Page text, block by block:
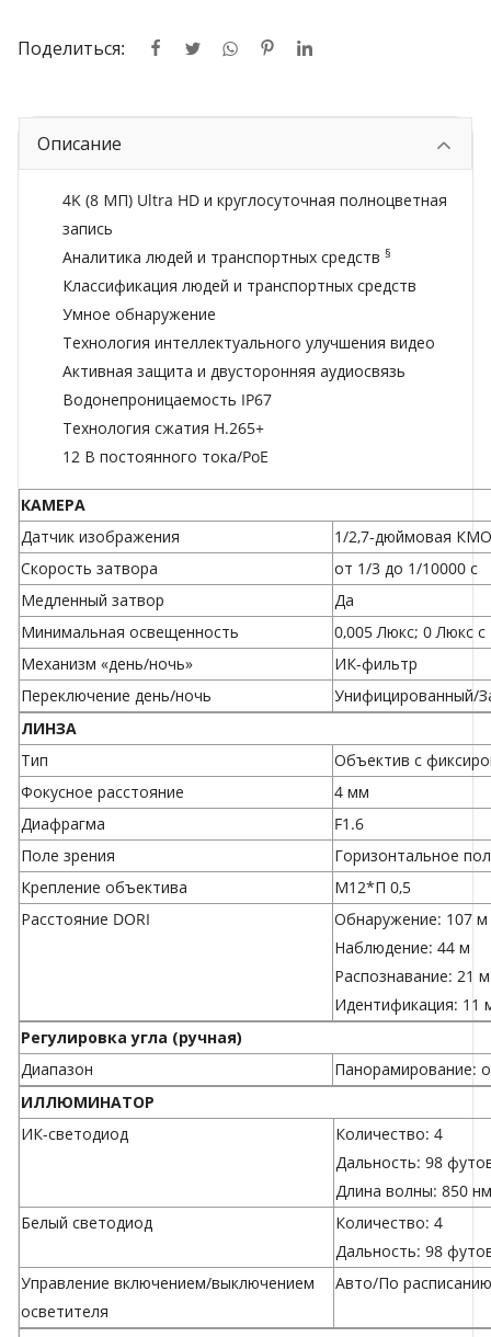
Поделиться:
Описание
4K (8 МП) Ultra HD и круглосуточная полноцветная
запись
Аналитика людей и транспортных средств §
Классификация людей и транспортных средств
Умное обнаружение
Технология интеллектуального улучшения видео
Активная защита и двусторонняя аудиосвязь
Водонепроницаемость IP67
Технология сжатия H.265+
12 В постоянного тока/PoE
КАМЕРА
Датчик изображения
1/2,7-дюймовая
Скорость затвора
от 1/3 до 1/10000 с
Медленный затвор
Да
Минимальная освещенность
0,005 Люкс; 0 Люкс
Механизм «день/ночь»
ИК-фильтр
Переключение день/ночь
Унифицированный/
ЛИНЗА
Тип
Объектив с
Фокусное расстояние
4 мм
Диафрагма
F1.6
Поле зрения
Горизонтальное
Крепление объектива
М12*П 0,5
Расстояние DORI
Обнаружение: 107 м
Наблюдение: 44 м
Распознавание: 21 м
Идентификация: 11
Регулировка угла (ручная)
Диапазон
Панорамирование:
ИЛЛЮМИНАТОР
ИК-светодиод
Количество: 4
Дальность: 98
Длина волны: 850 нм
Белый светодиод
Количество: 4
Дальность: 98
Управление включением/выключением
осветителя
Авто/По